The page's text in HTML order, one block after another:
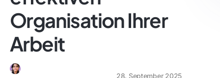
Organisation Ihrer
Arbeit
28. September 2025